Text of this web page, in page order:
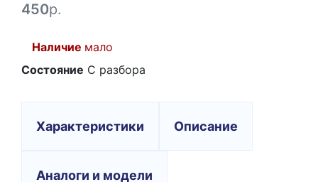
450р.
Наличие мало
Состояние С разбора
Характеристики Описание
Аналоги и модели